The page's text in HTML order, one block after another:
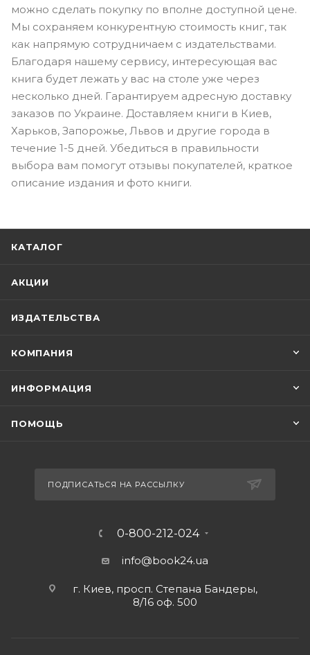
можно сделать покупку по вполне доступной цене.
Мы сохраняем конкурентную стоимость книг, так
как напрямую сотрудничаем с издательствами.
Благодаря нашему сервису, интересующая вас
книга будет лежать у вас на столе уже через
несколько дней. Гарантируем адресную доставку
заказов по Украине. Доставляем книги в Киев,
Харьков, Запорожье, Львов и другие города в
течение 1-5 дней. Убедиться в правильности
выбора вам помогут отзывы покупателей, краткое
описание издания и фото книги.
КАТАЛОГ
АКЦИИ
ИЗДАТЕЛЬСТВА
КОМПАНИЯ
ИНФОРМАЦИЯ
ПОМОЩЬ
ПОДПИСАТЬСЯ НА РАССЫЛКУ
0-800-212-024
info@book24.ua
г. Киев, просп. Степана Бандеры,
8/16 оф. 500